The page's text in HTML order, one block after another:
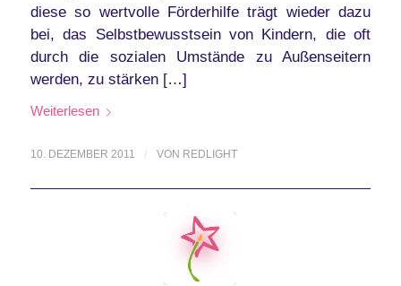
diese so wertvolle Förderhilfe trägt wieder dazu
bei, das Selbstbewusstsein von Kindern, die oft
durch die sozialen Umstände zu Außenseitern
werden, zu stärken […]
Weiterlesen
10. DEZEMBER 2011 / VON REDLIGHT